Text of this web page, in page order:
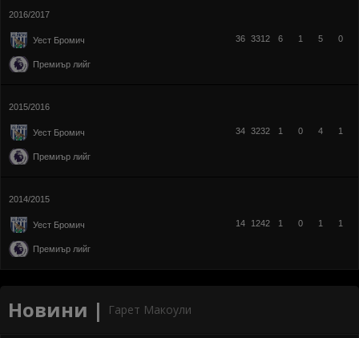
2016/2017
Уест Бромич
Премиър лийг
36 3312 6 1 5 0
2015/2016
Уест Бромич
Премиър лийг
34 3232 1 0 4 1
2014/2015
Уест Бромич
Премиър лийг
14 1242 1 0 1 1
Новини | Гарет Макоули